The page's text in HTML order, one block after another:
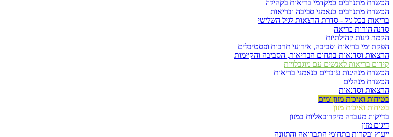
הכשרת מתנדבים כמקדמי בריאות בקהילה
הכשרת מתנדבים כנאמני סביבה ובריאות
בריאות בכל גיל - סדרת הרצאות לגיל השלישי
סדנה הורות בריאה
הקמת גינות קהילתיות
הפקת ימי בריאות וסביבה, אירועי תרבות ופסטיבלים
הרצאות וסדנאות בתחום הבריאות, הסביבה והקיימות
קידום בריאות לאנשים עם מוגבלויות
הכשרת מנהיגות עובדים כנאמני בריאות
הכשרת מנהלים
הרצאות וסדנאות
בטיחות ואיכות מזון ומים
בטיחות ואיכות מזון
בדיקות מעבדה מיקרובאליות במזון
דיגום מזון
ייעוץ ובקרות בתחומי התברואה והתזונה